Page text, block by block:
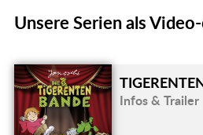
Unsere Serien als
Infos & Trailer